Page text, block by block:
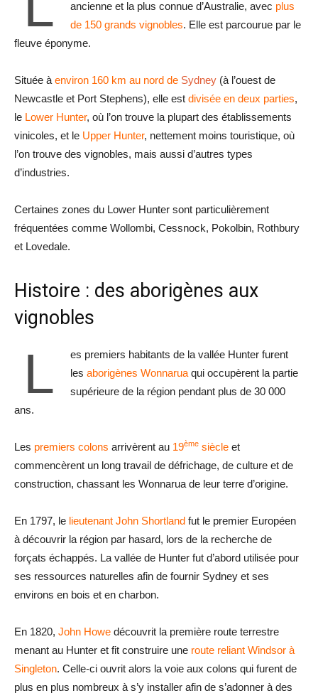
ancienne et la plus connue d’Australie, avec plus
de 150 grands vignobles. Elle est parcourue par le
fleuve éponyme.
Située à environ 160 km au nord de Sydney (à l’ouest de
Newcastle et Port Stephens), elle est divisée en deux parties,
le Lower Hunter, où l’on trouve la plupart des établissements
vinicoles, et le Upper Hunter, nettement moins touristique, où
l’on trouve des vignobles, mais aussi d’autres types
d’industries.
Certaines zones du Lower Hunter sont particulièrement
fréquentées comme Wollombi, Cessnock, Pokolbin, Rothbury
et Lovedale.
Histoire : des aborigènes aux
vignobles
L
es premiers habitants de la vallée Hunter furent
les aborigènes Wonnarua qui occupèrent la partie
supérieure de la région pendant plus de 30 000
ans.
Les premiers colons arrivèrent au 19ème siècle et
commencèrent un long travail de défrichage, de culture et de
construction, chassant les Wonnarua de leur terre d’origine.
En 1797, le lieutenant John Shortland fut le premier Européen
à découvrir la région par hasard, lors de la recherche de
forçats échappés. La vallée de Hunter fut d’abord utilisée pour
ses ressources naturelles afin de fournir Sydney et ses
environs en bois et en charbon.
En 1820, John Howe découvrit la première route terrestre
menant au Hunter et fit construire une route reliant Windsor à
Singleton. Celle-ci ouvrit alors la voie aux colons qui furent de
plus en plus nombreux à s’y installer afin de s’adonner à des